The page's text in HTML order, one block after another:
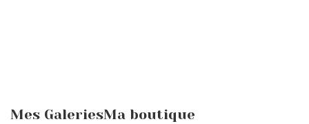
Mes GaleriesMa boutique